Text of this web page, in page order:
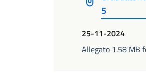
5
25-11-2024
Allegato 1.58 MB